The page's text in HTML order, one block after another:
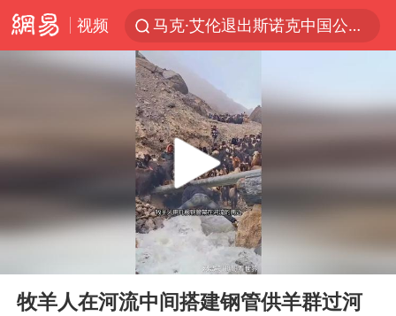
视频
新疆优化调整景区内自驾服务费
上四休三，但降薪1000元，你接受吗？
情侣平潭拍日出坠崖1死1伤
黄金牛市回来了吗
白海豚将正面袭击贯穿浙江
酒店回应车内过夜被收150元
Play
牧羊人在河流中间搭建钢管供羊群过河